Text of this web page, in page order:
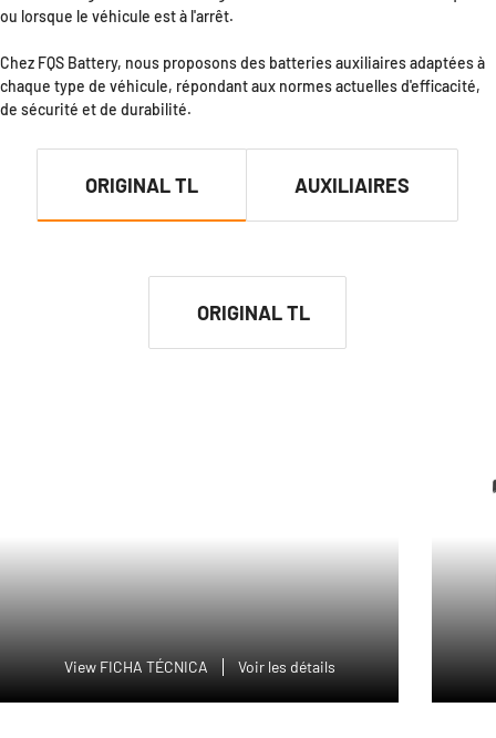
ou lorsque le véhicule est à l'arrêt.
Chez FQS Battery, nous proposons des batteries auxiliaires adaptées à
chaque type de véhicule, répondant aux normes actuelles d'efficacité,
de sécurité et de durabilité.
ORIGINAL TL AUXILIAIRES
View FICHA TÉCNICA Voir les détails